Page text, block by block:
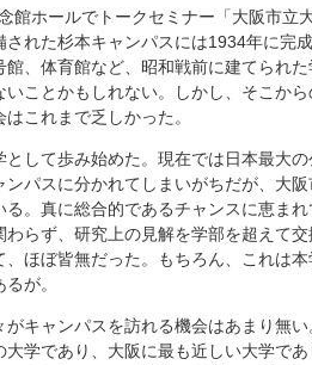
館ホールでトークセミナー「大阪市立
れた杉本キャンパスには1934年に完
、体育館など、昭和戦前に建てられ
ことかもしれない。しかし、そこか
これまで乏しかった。
して歩み始めた。現在では日本最大
パスに分かれてしまいがちだが、大阪
。真に総合的であるチャンスに恵ま
らず、研究上の見解を学部を超えて交
ほぼ皆無だった。もちろん、これは
が。
キャンパスを訪れる機会はあまり無い
学であり、大阪に最も近しい大学で